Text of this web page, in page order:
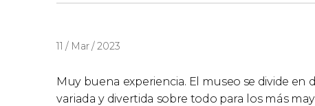
11 / Mar / 2023
Muy buena experiencia. El museo se divide en
variada y divertida sobre todo para los más